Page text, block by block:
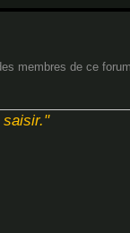
membres de ce
saisir."